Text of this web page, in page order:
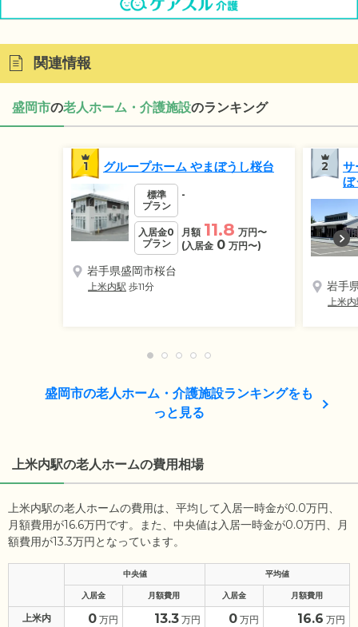
関連情報
盛岡市の老人ホーム・介護施設のランキング
1 グループホーム やまぼうし桜台
標準
プラン
-
入居金0
プラン
月額 11.8 万円〜
(入居金 0 万円〜)
岩手県盛岡市桜台
上米内駅 歩11分
2
サ
ぼ
岩手
上米
盛岡市の老人ホーム・介護施設ランキングをも
っと見る
上米内駅の老人ホームの費用相場
上米内駅の老人ホームの費用は、平均して入居一時金が0.0万円、
月額費用が16.6万円です。また、中央値は入居一時金が0.0万円、月
額費用が13.3万円となっています。
中央値 平均値
入居金 月額費用 入居金 月額費用
上米内 0 万円 13.3 万円 0 万円 16.6 万円